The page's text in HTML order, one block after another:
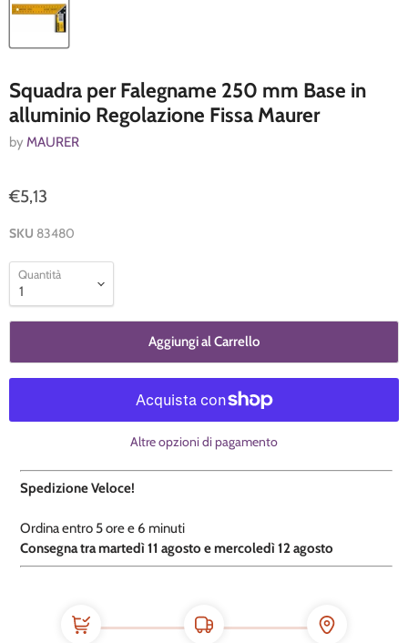
Squadra per Falegname 250 mm Base in
alluminio Regolazione Fissa Maurer
by MAURER
€5,13
SKU 83480
Quantità
Aggiungi al Carrello
Altre opzioni di pagamento
Spedizione Veloce!
Ordina entro 5 ore e 6 minuti
​Consegna tra martedì 11 agosto e mercoledì 12 agosto